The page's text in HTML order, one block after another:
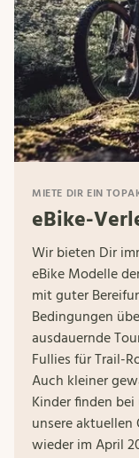
MIETE DIR EIN
eBike-
Wir bieten Dir
eBike Modelle
mit guter
Bedingungen
ausdauernde
Fullies für Trail-
Auch kleiner
Kinder finden
unsere
wieder im April